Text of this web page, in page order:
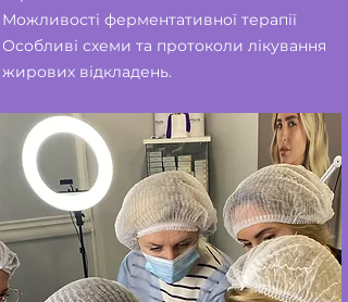
Можливості ферментативної терапії
Особливі схеми та протоколи лікування
жирових відкладень.